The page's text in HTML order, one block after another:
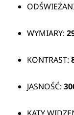
WYMIARY:
KONTRAST:
JASNOŚĆ: